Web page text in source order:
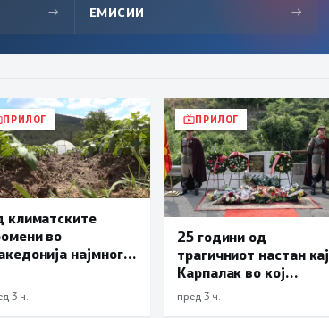
→ ЕМИСИИ →
ПРИЛОГ
климатските
во
најмногу
3 ч.
ПРИЛОГ
25 години од
трагичниот настан кај
Карпалак во кој
загинаа десетмина
македонски
пред 3 ч.